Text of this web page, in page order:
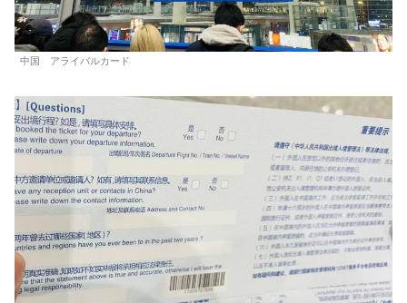
中国 アライバルカード